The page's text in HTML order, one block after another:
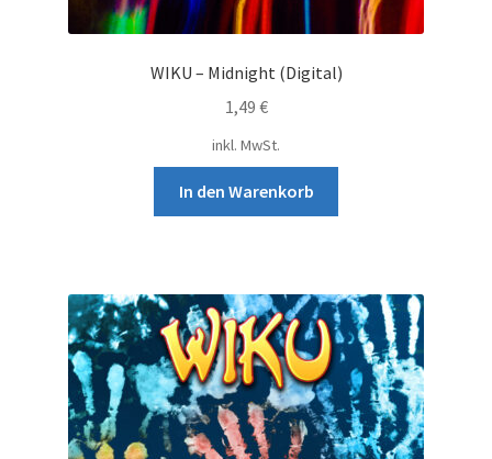
WIKU – Midnight (Digital)
1,49 €
inkl. MwSt.
In den Warenkorb